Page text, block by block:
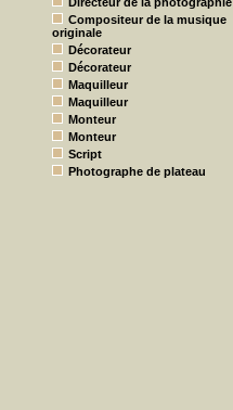
Compositeur de la musique
originale
Décorateur
Décorateur
Maquilleur
Maquilleur
Monteur
Monteur
Script
Photographe de plateau